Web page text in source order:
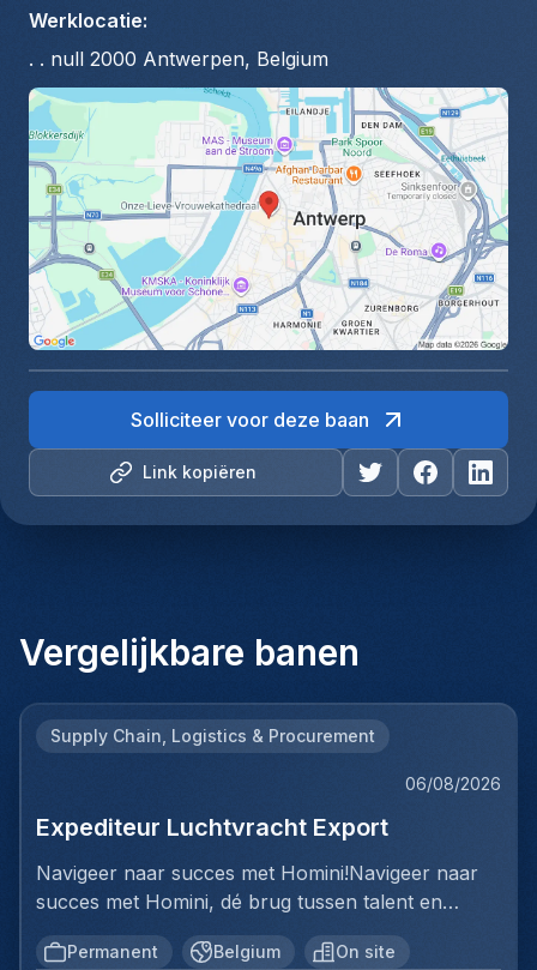
Werklocatie:
. . null 2000 Antwerpen, Belgium
Link kopiëren
Solliciteer voor deze baan
Vergelijkbare banen
Supply Chain, Logistics & Procurement
06/08/2026
Expediteur Luchtvracht Export
Navigeer naar succes met Homini!Navigeer naar
succes met Homini, dé brug tussen talent en
uitmuntende opportuniteiten binnen de
arbeidsmarkt. Als voorloper in wervingsdiensten,
Permanent Belgium On site